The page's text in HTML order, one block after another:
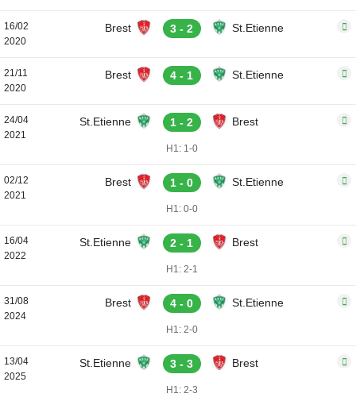
16/02
2020
Brest 3 - 2 St.Etienne
21/11
2020
Brest 4 - 1 St.Etienne
24/04
2021
St.Etienne 1 - 2 Brest
H1: 1-0
02/12
2021
Brest 1 - 0 St.Etienne
H1: 0-0
16/04
2022
St.Etienne 2 - 1 Brest
H1: 2-1
31/08
2024
Brest 4 - 0 St.Etienne
H1: 2-0
13/04
2025
St.Etienne 3 - 3 Brest
H1: 2-3